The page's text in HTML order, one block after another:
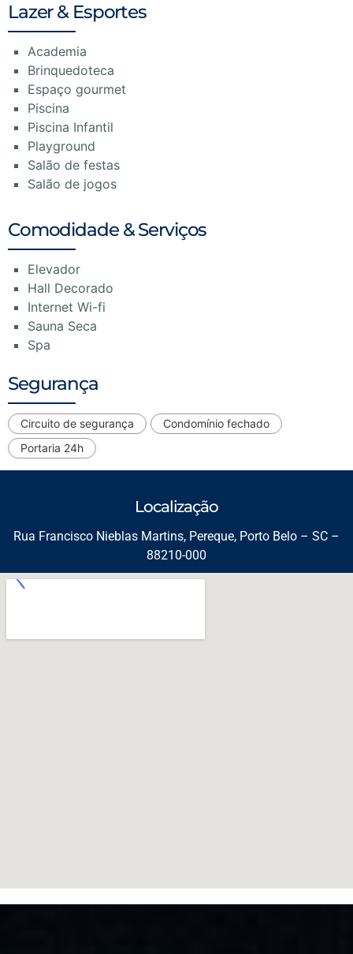
Lazer & Esportes
Academia
Brinquedoteca
Espaço gourmet
Piscina
Piscina Infantil
Playground
Salão de festas
Salão de jogos
Comodidade & Serviços
Elevador
Hall Decorado
Internet Wi-fi
Sauna Seca
Spa
Segurança
Circuito de segurança
Condomínio fechado
Portaria 24h
Localização
Rua Francisco Nieblas Martins, Pereque, Porto Belo – SC –
88210-000